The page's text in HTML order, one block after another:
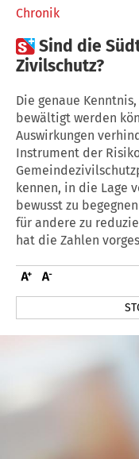
Chronik
Sind die
Zivilschutz?
Die genaue
bewältigt werden
Auswirkungen
Instrument der
kennen, in die Lage
bewusst zu
für andere zu
hat die Zahlen